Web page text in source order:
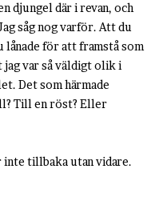
djungel där i revan, och
såg nog varför. Att du
lånade för att framstå som
jag var så väldigt olik i
Det som härmade
Till en röst? Eller
inte tillbaka utan vidare.